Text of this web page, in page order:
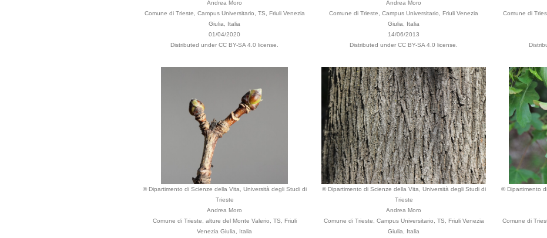
Andrea Moro
Comune di Trieste, Campus Universitario, TS, Friuli Venezia
Giulia, Italia
01/04/2020
Distributed under CC BY-SA 4.0 license.
Andrea Moro
Comune di Trieste, Campus Universitario, Friuli Venezia
Giulia, Italia
14/06/2013
Distributed under CC BY-SA 4.0 license.
Comune di
© Dipartimento di Scienze della Vita, Università degli Studi di
Trieste
Andrea Moro
Comune di Trieste, alture del Monte Valerio, TS, Friuli
Venezia Giulia, Italia
© Dipartimento di Scienze della Vita, Università degli Studi di
Trieste
Andrea Moro
Comune di Trieste, Campus Universitario, TS, Friuli Venezia
Giulia, Italia
© Dipartimento
Comune di